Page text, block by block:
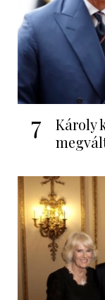
7
Károly